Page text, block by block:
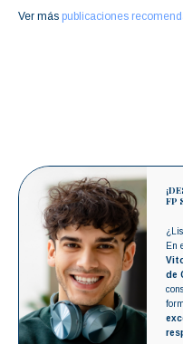
Ver más publicaciones
FP
En
de